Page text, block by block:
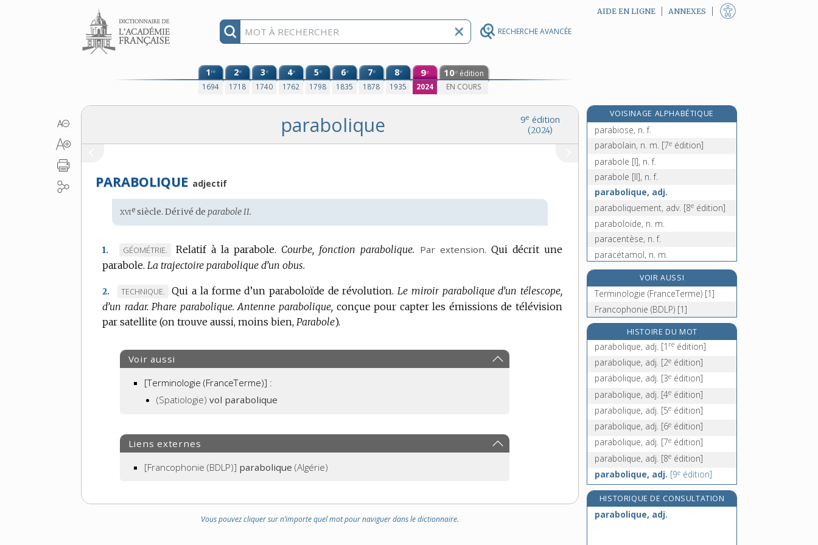
RECHERCHE AVANCÉE
Aller au contenu AIDE EN LIGNE ANNEXES
1re
1694
2e
1718
3e
1740
4e
1762
5e
1798
6e
1835
7e
1878
8e
1935
9e
2024
10e édition
EN COURS
9e édition
(2024)
parabolique
PARABOLIQUE adjectif
Étymologie
:
xvie siècle. Dérivé deparabole II.
1.
MARQUE
DE
:
GÉOMÉTRIE. Relatif à la parabole. Courbe, fonction parabolique. Par extension. Qui décrit une
parabole. La trajectoire parabolique d’un obus.
2.
MARQUE
DE
DOMAINE
TECHNIQUE. Qui a la forme d’un paraboloïde de révolution. Le miroir parabolique d’un télescope,
d’un radar. Phare parabolique. Antenne parabolique, conçue pour capter les émissions de télévision
par satellite (on trouve aussi, moins bien, Parabole).
Voir aussi
[Terminologie (FranceTerme)] :
(Spatiologie)vol parabolique
Liens externes
[Francophonie (BDLP)] parabolique (Algérie)
Vous pouvez cliquer sur n’importe quel mot pour naviguer dans le dictionnaire.
VOISINAGE ALPHABÉTIQUE
parabellum, n. m.
parabiose, n. f.
parabolain, n. m. [7e édition]
parabole [I], n. f.
parabole [II], n. f.
parabolique, adj.
paraboliquement, adv. [8e édition]
paraboloïde, n. m.
paracentèse, n. f.
paracétamol, n. m.
parachèvement, n. m.
parachever, v. tr.
parachronisme, n. m. [7 e édition]
parachutage, n. m.
parachute, n. m.
VOIR AUSSI
Terminologie (FranceTerme) [1]
Francophonie (BDLP) [1]
HISTOIRE DU MOT
parabolique, adj. [1 re édition]
parabolique, adj. [2e édition]
parabolique, adj. [3e édition]
parabolique, adj. [4e édition]
parabolique, adj. [5e édition]
parabolique, adj. [6e édition]
parabolique, adj. [7e édition]
parabolique, adj. [8e édition]
parabolique, adj. [9e édition]
HISTORIQUE DE CONSULTATION
parabolique, adj.